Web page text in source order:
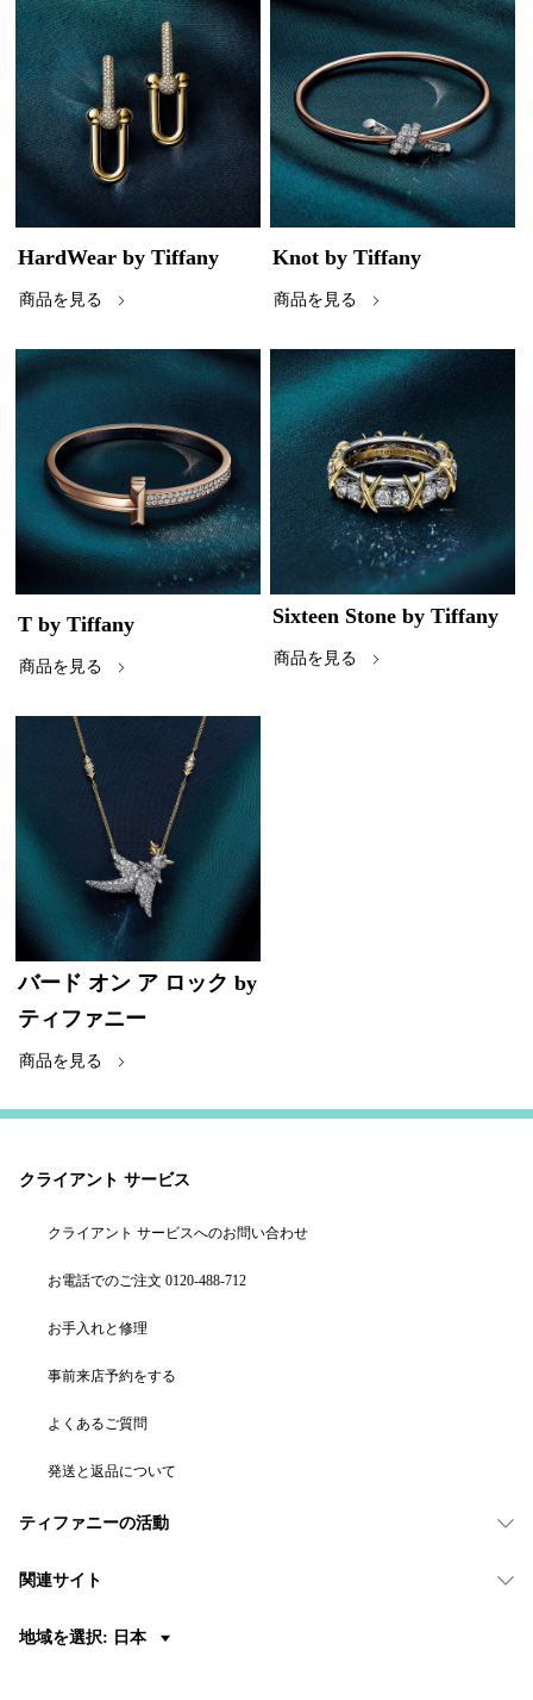
HardWear by Tiffany
商品を見る
Knot by Tiffany
商品を見る
T by Tiffany
商品を見る
Sixteen Stone by Tiffany
商品を見る
バード オン ア ロック by
ティファニー
商品を見る
クライアント サービス
クライアント サービスへのお問い合わせ
お電話でのご注文 0120-488-712
お手入れと修理
事前来店予約をする
よくあるご質問
発送と返品について
ティファニーの活動
関連サイト
地域を選択: 日本